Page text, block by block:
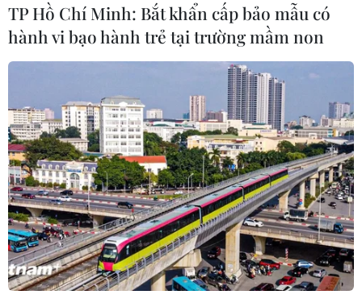
khi VN-Index tăng gần 4 điểm và HNX-Index cũng có
thêm 0,45 điểm.
TP Hồ Chí Minh: Bắt khẩn cấp bảo mẫu có
hành vi bạo hành trẻ tại trường mầm non